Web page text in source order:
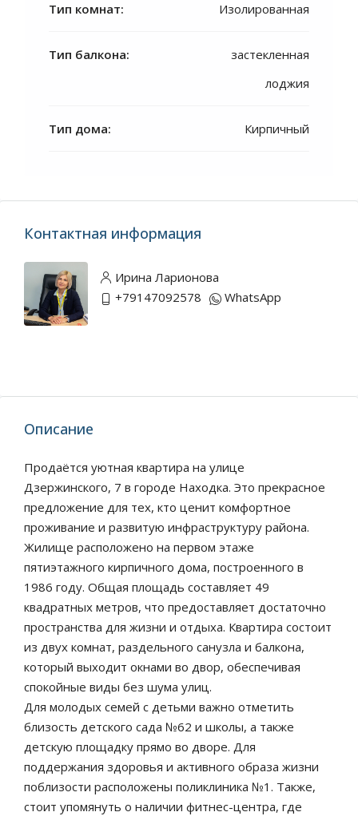
Тип комнат: Изолированная
Тип балкона:
застекленная
лоджия
Тип дома: Кирпичный
Контактная информация
Ирина Ларионова
+79147092578
WhatsApp
Описание
Продаётся уютная квартира на улице
Дзержинского, 7 в городе Находка. Это прекрасное
предложение для тех, кто ценит комфортное
проживание и развитую инфраструктуру района.
Жилище расположено на первом этаже
пятиэтажного кирпичного дома, построенного в
1986 году. Общая площадь составляет 49
квадратных метров, что предоставляет достаточно
пространства для жизни и отдыха. Квартира состоит
из двух комнат, раздельного санузла и балкона,
который выходит окнами во двор, обеспечивая
спокойные виды без шума улиц.
Для молодых семей с детьми важно отметить
близость детского сада №62 и школы, а также
детскую площадку прямо во дворе. Для
поддержания здоровья и активного образа жизни
поблизости расположены поликлиника №1. Также,
стоит упомянуть о наличии фитнес-центра, где